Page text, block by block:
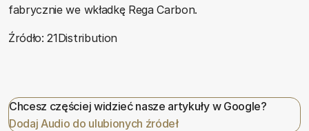
fabrycznie we wkładkę Rega Carbon.
Źródło: 21Distribution
Chcesz częściej widzieć nasze artykuły w Google?
Dodaj Audio do ulubionych źródeł